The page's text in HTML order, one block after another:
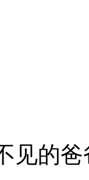
见的爸